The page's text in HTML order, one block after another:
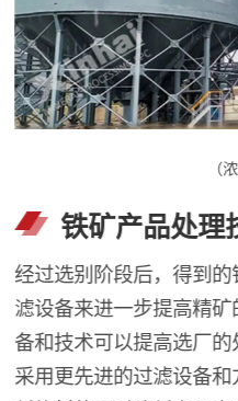
（
铁矿产品处理
经过选别阶段后，得到
滤设备来进一步提高精
备和技术可以提高选厂的
采用更先进的过滤设备